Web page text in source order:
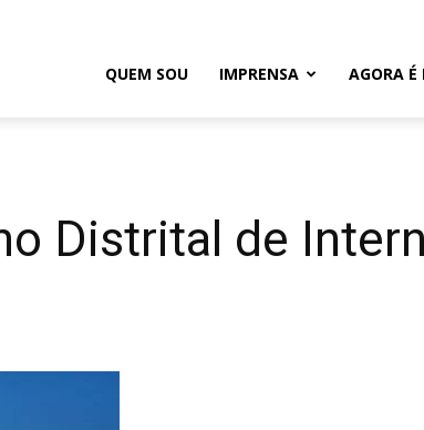
QUEM SOU IMPRENSA AGORA É
Distrital de